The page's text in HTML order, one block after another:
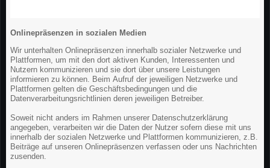
Onlinepräsenzen in sozialen Medien
Wir unterhalten Onlinepräsenzen innerhalb sozialer Netzwerke und
Plattformen, um mit den dort aktiven Kunden, Interessenten und
Nutzern kommunizieren und sie dort über unsere Leistungen
informieren zu können. Beim Aufruf der jeweiligen Netzwerke und
Plattformen gelten die Geschäftsbedingungen und die
Datenverarbeitungsrichtlinien deren jeweiligen Betreiber.
Soweit nicht anders im Rahmen unserer Datenschutzerklärung
angegeben, verarbeiten wir die Daten der Nutzer sofern diese mit uns
innerhalb der sozialen Netzwerke und Plattformen kommunizieren, z.B.
Beiträge auf unseren Onlinepräsenzen verfassen oder uns Nachrichten
zusenden.